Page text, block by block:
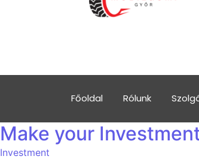
Főoldal Rólunk
Make your
Investment